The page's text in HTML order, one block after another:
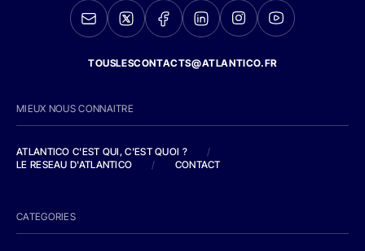
TOUSLESCONTACTS@ATLANTICO.FR
MIEUX NOUS CONNAITRE
ATLANTICO C'EST QUI, C'EST QUOI ?
/
LE RESEAU D'ATLANTICO
/ CONTACT
CATEGORIES